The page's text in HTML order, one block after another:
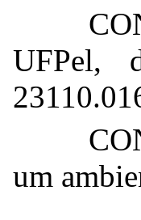
UFPel,
um